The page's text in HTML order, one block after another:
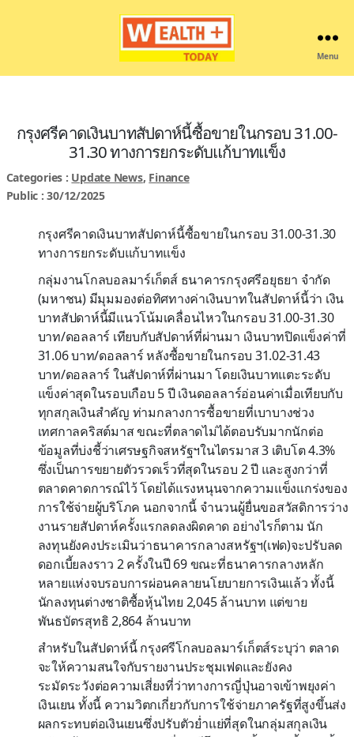
Menu
กรุงศรีคาดเงินบาทสัปดาห์นี้ซื้อขายในกรอบ 31.00-
31.30 ทางการยกระดับแก้บาทแข็ง
Categories : Update News, Finance
Public : 30/12/2025
กรุงศรีคาดเงินบาทสัปดาห์นี้ซื้อขายในกรอบ 31.00-31.30
ทางการยกระดับแก้บาทแข็ง
กลุ่มงานโกลบอลมาร์เก็ตส์ ธนาคารกรุงศรีอยุธยา จำกัด
(มหาชน) มีมุมมองต่อทิศทางค่าเงินบาทในสัปดาห์นี้ว่า เงิน
บาทสัปดาห์นี้มีแนวโน้มเคลื่อนไหวในกรอบ 31.00-31.30
บาท/ดอลลาร์ เทียบกับสัปดาห์ที่ผ่านมา เงินบาทปิดแข็งค่าที่
31.06 บาท/ดอลลาร์ หลังซื้อขายในกรอบ 31.02-31.43
บาท/ดอลลาร์ ในสัปดาห์ที่ผ่านมา โดยเงินบาทแตะระดับ
แข็งค่าสุดในรอบเกือบ 5 ปี เงินดอลลาร์อ่อนค่าเมื่อเทียบกับ
ทุกสกุลเงินสำคัญ ท่ามกลางการซื้อขายที่เบาบางช่วง
เทศกาลคริสต์มาส ขณะที่ตลาดไม่ได้ตอบรับมากนักต่อ
ข้อมูลที่บ่งชี้ว่าเศรษฐกิจสหรัฐฯในไตรมาส 3 เติบโต 4.3%
ซึ่งเป็นการขยายตัวรวดเร็วที่สุดในรอบ 2 ปี และสูงกว่าที่
ตลาดคาดการณ์ไว้ โดยได้แรงหนุนจากความแข็งแกร่งของ
การใช้จ่ายผู้บริโภค นอกจากนี้ จำนวนผู้ยื่นขอสวัสดิการว่าง
งานรายสัปดาห์ครั้งแรกลดลงผิดคาด อย่างไรก็ตาม นัก
ลงทุนยังคงประเมินว่าธนาคารกลางสหรัฐฯ(เฟด)จะปรับลด
ดอกเบี้ยลงราว 2 ครั้งในปี 69 ขณะที่ธนาคารกลางหลัก
หลายแห่งจบรอบการผ่อนคลายนโยบายการเงินแล้ว ทั้งนี้
นักลงทุนต่างชาติซื้อหุ้นไทย 2,045 ล้านบาท แต่ขาย
พันธบัตรสุทธิ 2,864 ล้านบาท
สำหรับในสัปดาห์นี้ กรุงศรีโกลบอลมาร์เก็ตส์ระบุว่า ตลาด
จะให้ความสนใจกับรายงานประชุมเฟดและยังคง
ระมัดระวังต่อความเสี่ยงที่ว่าทางการญี่ปุ่นอาจเข้าพยุงค่า
เงินเยน ทั้งนี้ ความวิตกเกี่ยวกับการใช้จ่ายภาครัฐที่สูงขึ้นส่ง
ผลกระทบต่อเงินเยนซึ่งปรับตัวย่ำแย่ที่สุดในกลุ่มสกุลเงิน